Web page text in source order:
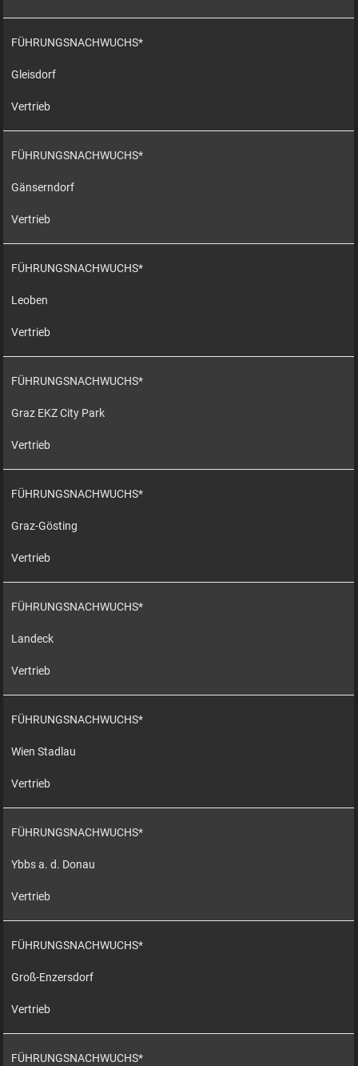
FÜHRUNGSNACHWUCHS*
Gleisdorf
Vertrieb
FÜHRUNGSNACHWUCHS*
Gänserndorf
Vertrieb
FÜHRUNGSNACHWUCHS*
Leoben
Vertrieb
FÜHRUNGSNACHWUCHS*
Graz EKZ City Park
Vertrieb
FÜHRUNGSNACHWUCHS*
Graz-Gösting
Vertrieb
FÜHRUNGSNACHWUCHS*
Landeck
Vertrieb
FÜHRUNGSNACHWUCHS*
Wien Stadlau
Vertrieb
FÜHRUNGSNACHWUCHS*
Ybbs a. d. Donau
Vertrieb
FÜHRUNGSNACHWUCHS*
Groß-Enzersdorf
Vertrieb
FÜHRUNGSNACHWUCHS*